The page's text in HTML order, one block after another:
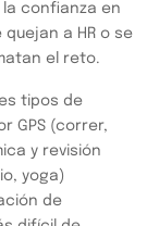
confianza en
a HR o se
el reto.
tipos de
GPS (correr,
y revisión
yoga)
de